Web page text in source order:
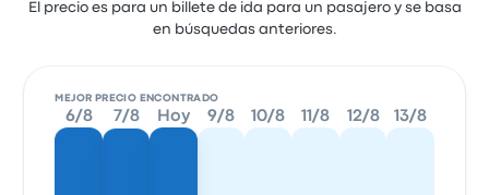
El precio es para un billete de ida para un pasajero y se basa
en búsquedas anteriores.
MEJOR PRECIO ENCONTRADO
6/8 7/8 Hoy 9/8 10/8 11/8 12/8 13/8